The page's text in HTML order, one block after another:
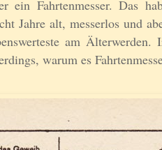
ein Fahrtenmesser. Das
Jahre alt, messerlos und
am
warum es